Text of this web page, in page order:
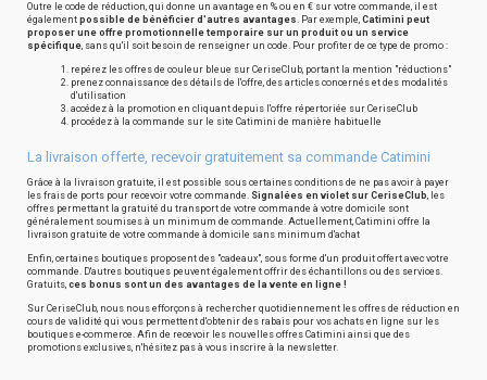
Outre le code de réduction, qui donne un avantage en % ou en € sur votre commande, il est
également possible de bénéficier d'autres avantages. Par exemple, Catimini peut
proposer une offre promotionnelle temporaire sur un produit ou un service
spécifique, sans qu'il soit besoin de renseigner un code. Pour profiter de ce type de promo :
repérez les offres de couleur bleue sur CeriseClub, portant la mention "réductions"
prenez connaissance des détails de l'offre, des articles concernés et des modalités
d'utilisation
accédez à la promotion en cliquant depuis l'offre répertoriée sur CeriseClub
procédez à la commande sur le site Catimini de manière habituelle
La livraison offerte, recevoir gratuitement sa commande Catimini
Grâce à la livraison gratuite, il est possible sous certaines conditions de ne pas avoir à payer
les frais de ports pour recevoir votre commande. Signalées en violet sur CeriseClub, les
offres permettant la gratuité du transport de votre commande à votre domicile sont
généralement soumises à un minimum de commande. Actuellement, Catimini offre la
livraison gratuite de votre commande à domicile sans minimum d'achat
Enfin, certaines boutiques proposent des "cadeaux", sous forme d'un produit offert avec votre
commande. D'autres boutiques peuvent également offrir des échantillons ou des services.
Gratuits, ces bonus sont un des avantages de la vente en ligne !
Sur CeriseClub, nous nous efforçons à rechercher quotidiennement les offres de réduction en
cours de validité qui vous permettent d'obtenir des rabais pour vos achats en ligne sur les
boutiques e-commerce. Afin de recevoir les nouvelles offres Catimini ainsi que des
promotions exclusives, n'hésitez pas à vous inscrire à la newsletter.